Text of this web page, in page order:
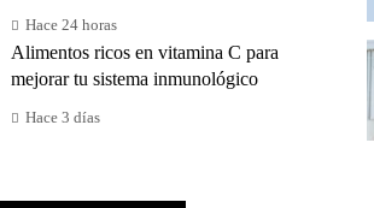
Hace 24 horas
Alimentos ricos en vitamina C para
mejorar tu sistema inmunológico
Hace 3 días